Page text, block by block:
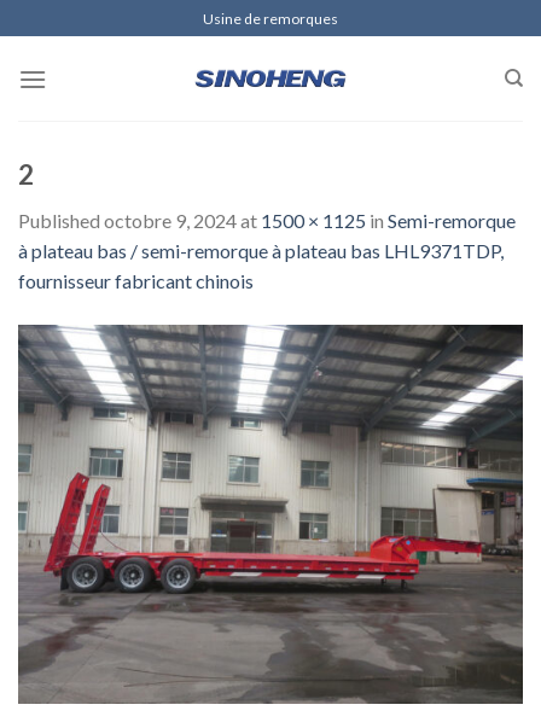
to
content
Usine de remorques
2
Published octobre 9, 2024at 1500 × 1125 in Semi-remorque
à plateau bas / semi-remorque à plateau bas LHL9371TDP,
fournisseur fabricant chinois